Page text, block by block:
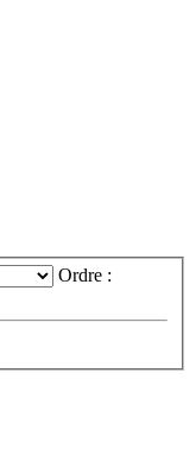
Ordre :